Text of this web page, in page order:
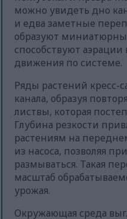
можно увидеть дно
и едва заметные
образуют
способствуют
движения по системе.
Ряды растений кресс-
канала, образуя
листвы, которая
Глубина резкости
растениям на
из насоса, позволяя
размываться. Такая
масштаб
урожая.
Окружающая среда